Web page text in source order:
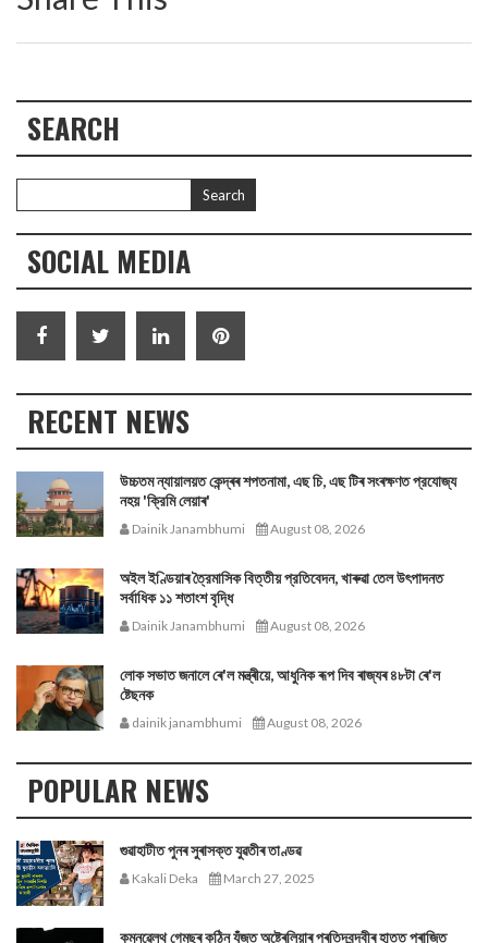
SEARCH
SOCIAL MEDIA
RECENT NEWS
উচ্চতম ন্যায়ালয়ত কেন্দ্ৰৰ শপতনামা, এছ চি, এছ টিৰ সংৰক্ষণত প্রযোজ্য
নহয় 'ক্রিমি লেয়াৰ'
Dainik Janambhumi August 08, 2026
অইল ইণ্ডিয়াৰ ত্রৈমাসিক বিত্তীয় প্রতিবেদন, খাৰুৱা তেল উৎপাদনত
সর্বাধিক ১১ শতাংশ বৃদ্ধি
Dainik Janambhumi August 08, 2026
লোক সভাত জনালে ৰে'ল মন্ত্ৰীয়ে, আধুনিক ৰূপ দিব ৰাজ্যৰ ৪৮টা ৰে'ল
ষ্টেছনক
dainik janambhumi August 08, 2026
POPULAR NEWS
গুৱাহাটীত পুনৰ সুৰাসক্ত যুৱতীৰ তাণ্ডৱ
Kakali Deka March 27, 2025
কমনৱেলথ গেমছৰ কঠিন যুঁজত অষ্ট্ৰেলিয়াৰ প্ৰতিদ্বন্দ্বীৰ হাতত পৰাজিত